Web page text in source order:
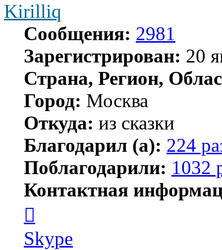
Kirilliq
Сообщения: 2981
Зарегистрирован: 20
Страна, Регион,
Город: Москва
Откуда: из сказки
Благодарил (а): 224
Поблагодарили: 1032
Контактная
пользователя
Kirilliq
Skype